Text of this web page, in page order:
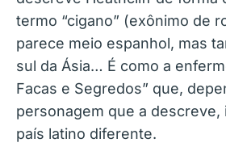
termo “cigano” (exônimo de
parece meio espanhol, mas
sul da Ásia… É como a
Facas e Segredos” que,
personagem que a descreve,
país latino diferente.